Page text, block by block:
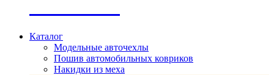
Каталог
Модельные авточехлы
Пошив автомобильных ковриков
Накидки из меха